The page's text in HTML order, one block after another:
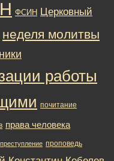
ФСИН Церковный
неделя молитвы
работы
почитание
права человека
преступление проповедь